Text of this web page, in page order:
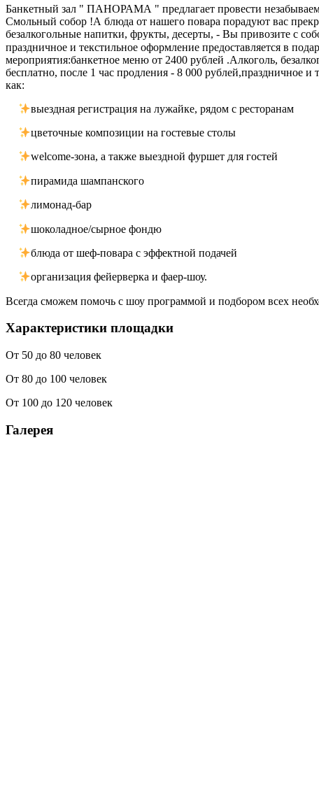
Банкетный зал " ПАНОРАМА " предлагает провести
Смольный собор !А блюда от нашего повара порадуют вас
безалкогольные напитки, фрукты, десерты, - Вы привозите с
праздничное и текстильное оформление предоставляется в
мероприятия:банкетное меню от 2400 рублей .Алкоголь,
бесплатно, после 1 час продления - 8 000 рублей,праздничное и
как:
выездная регистрация на лужайке, рядом с ресторанам
цветочные композиции на гостевые столы
welcome-зона, а также выездной фуршет для гостей
пирамида шампанского
лимонад-бар
шоколадное/сырное фондю
блюда от шеф-повара с эффектной подачей
организация фейерверка и фаер-шоу.
Всегда сможем помочь с шоу программой и подбором всех
Характеристики площадки
От 50 до 80 человек
От 80 до 100 человек
От 100 до 120 человек
Галерея